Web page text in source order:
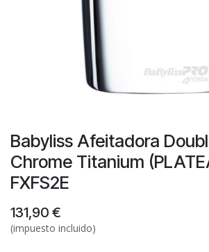
Babyliss Afeitadora
Chrome Titanium
FXFS2E
131,90 €
(impuesto incluido)